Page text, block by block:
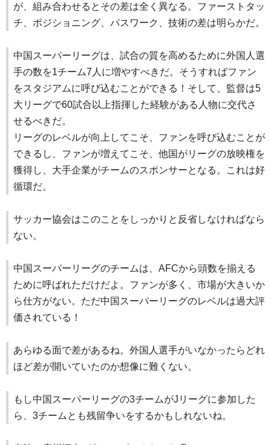
が、組み合わせるとその差は全く異なる。ファーストタッ
チ、ポジショニング、パスワーク、技術の差は明らかだ。
中国スーパーリーグは、試合の質を高めるために外国人選
手の数を1チーム7人に増やすべきだ。そうすればファン
をスタジアムに呼び込むことができる！そして、監督は5
大リーグで60試合以上指揮した経験がある人物に交代さ
せるべきだ。
リーグのレベルが向上してこそ、ファンを呼び込むことが
できるし、ファンが増えてこそ、他国がリーグの放映権を
獲得し、大手企業がチームのスポンサーとなる。これは好
循環だ。
サッカー協会はこのことをしっかりと反省しなければなら
ない。
中国スーパーリーグのチームは、AFCから頭数を揃える
ために呼ばれただけだよ。ファンが多く、市場が大きいか
ら仕方がない。ただ中国スーパーリーグのレベルは過大評
価されている！
あらゆる面で差があるね。外国人選手がいなかったらどれ
ほど差が開いていたのか想像に難くない。
もし中国スーパーリーグの3チームがJリーグに参加した
ら、3チームとも残留争いをするかもしれないね。